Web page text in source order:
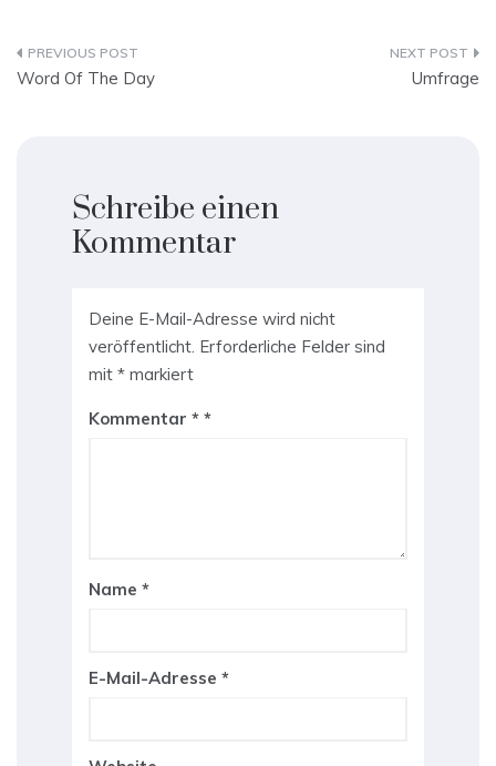
Beitragsnavigation
Word Of The Day Umfrage
Schreibe einen
Kommentar
Deine E-Mail-Adresse wird nicht
veröffentlicht. Erforderliche Felder sind
mit * markiert
Kommentar *
Name *
E-Mail-Adresse *